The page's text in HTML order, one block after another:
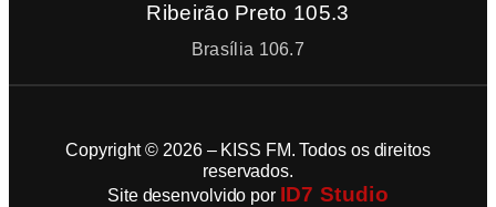
Ribeirão Preto 105.3
Brasília 106.7
Copyright © 2026 – KISS FM. Todos os direitos
reservados.
Site desenvolvido por ID7 Studio